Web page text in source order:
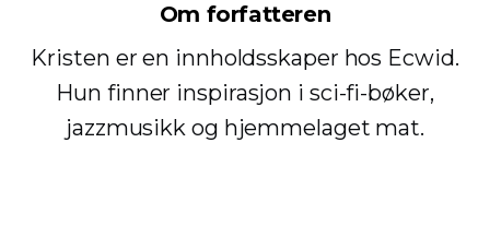
Om forfatteren
Kristen er en innholdsskaper hos Ecwid.
Hun finner inspirasjon i sci-fi-bøker,
jazzmusikk og hjemmelaget mat.